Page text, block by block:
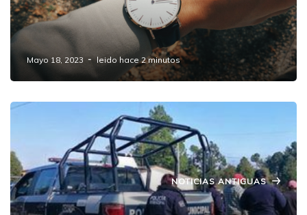
Los Juegos 54 horas indispensables para ser
candidato de Morena
Mayo 18, 2023 leido hace 2 minutos
NOTICIAS ANTIGUAS
Balean casa de exedil de Amozoc.